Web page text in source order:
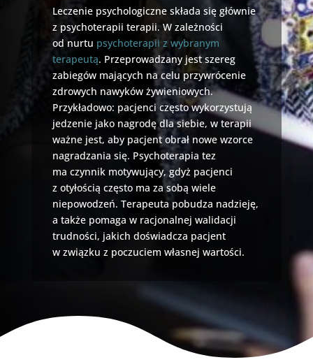
Leczenie psychologiczne składa się głównie
z psychoterapii terapii. W zależności
od nurtu psychoterapii z wybranym
terapeutą. Przeprowadzany jest szereg
zabiegów mających na celu przywrócenie
zdrowych nawyków żywieniowych.
Przykładowo: pacjenci często wykorzystują
jedzenie jako nagrodę dla siebie, w terapii
ważne jest, aby pacjent obrał nowe wzorce
nagradzania się. Psychoterapia tez
ma czynnik motywujący, gdyż pacjenci
z otyłością często ma za sobą wiele
niepowodzeń. Terapeuta pobudza nadzieję,
a także pomaga w racjonalnej walidacji
trudności, jakich doświadcza pacjent
w związku z poczuciem własnej wartości.